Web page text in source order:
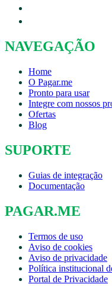
NAVEGAÇÃO
Home
O Pagar.me
Pronto para usar
Integre com nossos
Ofertas
Blog
SUPORTE
Guias de integração
Documentação
PAGAR.ME
Termos de uso
Aviso de cookies
Aviso de privacidade
Política institucional
Portal de Privacidade